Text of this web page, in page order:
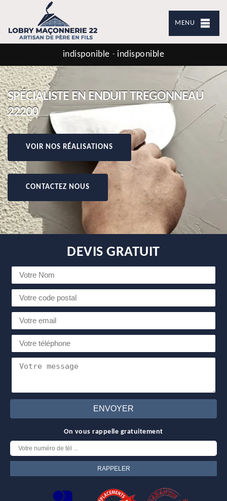
MENU
indisponible - indisponible
SPÉCIALISTE EN ENDUIT TREGONNEAU
22200
VOIR NOS RÉALISATIONS
CONTACTEZ NOUS
DEVIS GRATUIT
On vous rappelle gratuitement